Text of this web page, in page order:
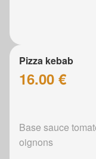
Pizza kebab
16.00 €
Base sauce
oignons